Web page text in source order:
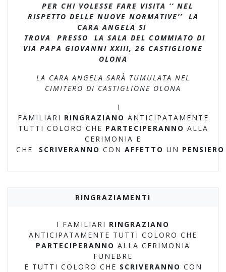
PER CHI VOLESSE FARE VISITA ‘‘ NEL
RISPETTO DELLE NUOVE NORMATIVE’’ LA
CARA ANGELA SI
TROVA PRESSO LA SALA DEL COMMIATO DI
VIA PAPA GIOVANNI XXIII, 26 CASTIGLIONE
OLONA
LA CARA ANGELA SARÀ TUMULATA NEL
CIMITERO DI CASTIGLIONE OLONA
I
FAMILIARI RINGRAZIANO ANTICIPATAMENTE
TUTTI COLORO CHE PARTECIPERANNO ALLA
CERIMONIA E
CHE SCRIVERANNO CON AFFETTO UN
RINGRAZIAMENTI
I FAMILIARI RINGRAZIANO
ANTICIPATAMENTE TUTTI COLORO CHE
PARTECIPERANNO ALLA CERIMONIA
FUNEBRE
E TUTTI COLORO CHE SCRIVERANNO CON